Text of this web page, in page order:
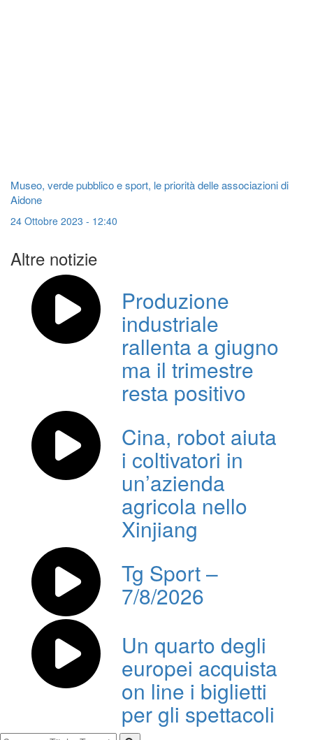
Museo, verde pubblico e sport, le priorità delle associazioni di
Aidone
24 Ottobre 2023 - 12:40
Altre notizie
Produzione
industriale
rallenta a giugno
ma il trimestre
resta positivo
Cina, robot aiuta
i coltivatori in
un’azienda
agricola nello
Xinjiang
Tg Sport –
7/8/2026
Un quarto degli
europei acquista
on line i biglietti
per gli spettacoli